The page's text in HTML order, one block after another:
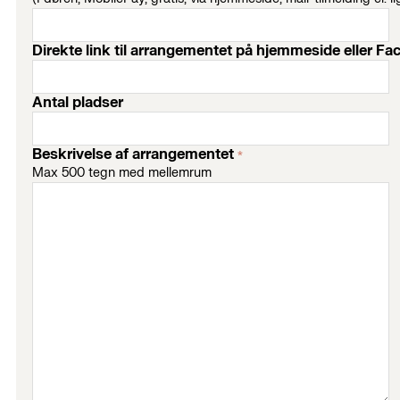
Direkte link til arrangementet på hjemmeside eller
Antal pladser
Beskrivelse af arrangementet *
Max 500 tegn med mellemrum